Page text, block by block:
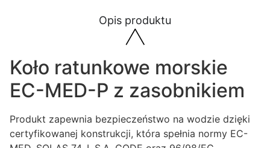
Opis produktu
Koło ratunkowe morskie
EC-MED-P z zasobnikiem
Produkt zapewnia bezpieczeństwo na wodzie dzięki
certyfikowanej konstrukcji, która spełnia normy EC-